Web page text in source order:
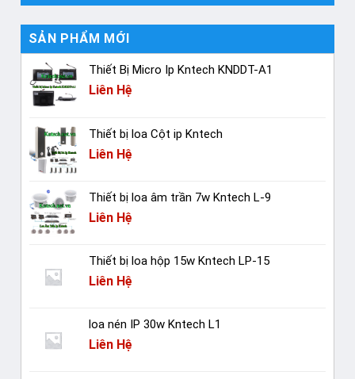
SẢN PHẨM MỚI
Thiết Bị Micro Ip Kntech KNDDT-A1
Liên Hệ
Thiết bị loa Cột ip Kntech
Liên Hệ
Thiết bị loa âm trần 7w Kntech L-9
Liên Hệ
Thiết bị loa hộp 15w Kntech LP-15
Liên Hệ
loa nén IP 30w Kntech L1
Liên Hệ